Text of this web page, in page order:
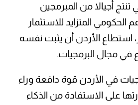
تنتج أجيالا من المبرمجين
الحكومي المتزايد للاستثمار
استطاع الأردن أن يثبت نفسه
في مجال البرمجيات.
في الأردن قوة دافعة وراء
على الاستفادة من الذكاء